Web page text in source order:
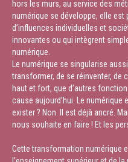
hors les murs, au service des
numérique se développe, elle
d’influences individuelles et
innovantes ou qui intègrent
numérique.
Le numérique se singularise
transformer, de se réinventer, de
haut et fort, que d’autres
cause aujourd’hui. Le
exister ? Non. Il est déjà ancré.
nous souhaite en faire ! Et les
Cette transformation numérique